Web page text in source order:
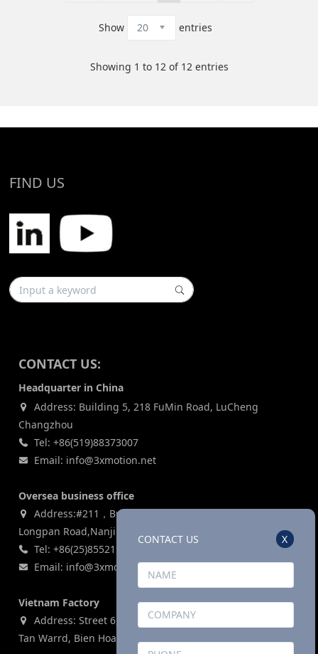
Show entries
Showing 1 to 12 of 12 entries
FIND US
CONTACT US:
Headquarter in China
Address: Building 5, 218 FuMin Road, LuCheng
Changzhou
Tel: +86(519)88373007
Email: info@3xmotion.net
Oversea business office
Address:#211，Building 3, Zijin Lianhe Square, 155#
Longpan Road,Nanjing, P.R China
Tel: +86(25)85521969
Email: info@3xmotion.net
Vietnam Factory
Address: Street 6, Ho Nai Industrial Park,Phase 2,Phuoc
Tan Warrd, Bien Hoa City, Dong Nai Province, Vietnam
X
CONTACT US